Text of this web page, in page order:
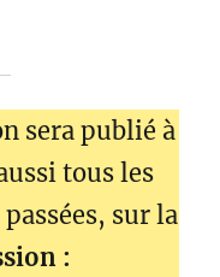
sera publié à
tous les
sur la
: